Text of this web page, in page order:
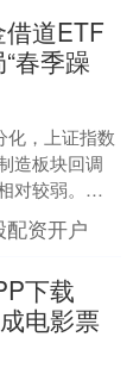
道ETF
春季躁
化，上证指数
造板块回调
对较弱。券
2025年最后
配资开户
下载
电影票